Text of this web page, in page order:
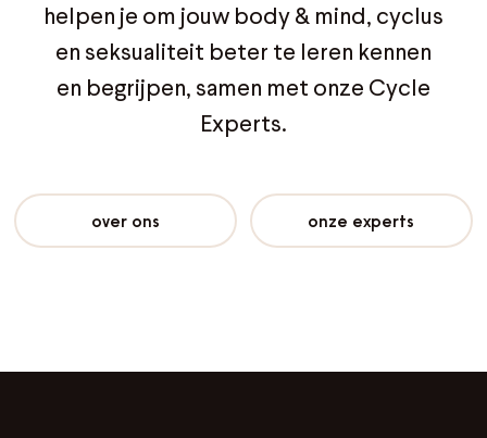
helpen je om jouw body & mind, cyclus
en seksualiteit beter te leren kennen
en begrijpen, samen met onze Cycle
Experts.
over ons onze experts